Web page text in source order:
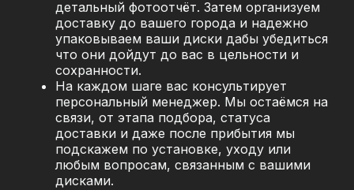
детальный фотоотчёт. Затем организуем
доставку до вашего города и надежно
упаковываем ваши диски дабы убедиться
что они дойдут до вас в цельности и
сохранности.
На каждом шаге вас консультирует
персональный менеджер. Мы остаёмся на
связи, от этапа подбора, статуса
доставки и даже после прибытия мы
подскажем по установке, уходу или
любым вопросам, связанным с вашими
дисками.